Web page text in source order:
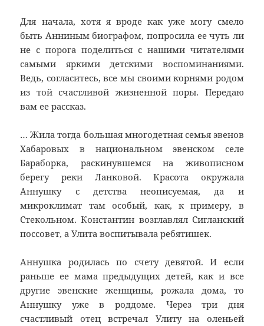
Для начала, хотя я вроде как уже могу смело
быть Анниным биографом, попросила ее чуть ли
не с порога поделиться с нашими читателями
самыми яркими детскими воспоминаниями.
Ведь, согласитесь, все мы своими корнями родом
из той счастливой жизненной поры. Передаю
вам ее рассказ.
… Жила тогда большая многодетная семья эвенов
Хабаровых в национальном эвенском селе
Бараборка, раскинувшемся на живописном
берегу реки Ланковой. Красота окружала
Аннушку с детства неописуемая, да и
микроклимат там особый, как, к примеру, в
Стекольном. Константин возглавлял Сигланский
поссовет, а Улита воспитывала ребятишек.
Аннушка родилась по счету девятой. И если
раньше ее мама предыдущих детей, как и все
другие эвенские женщины, рожала дома, то
Аннушку уже в роддоме. Через три дня
счастливый отец встречал Улиту на оленьей